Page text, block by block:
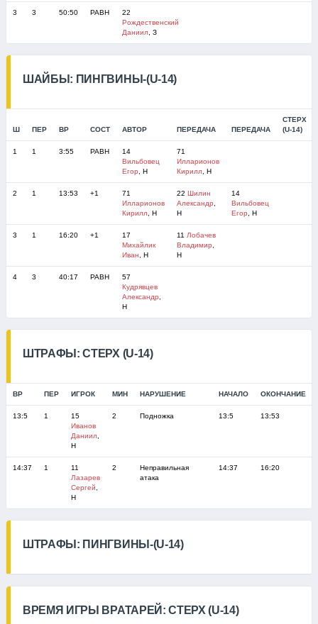
3 3 50:50 РАВН
22
Рождественский
Даниил, З
ШАЙБЫ: ПИНГВИНЫ-(U-14)
Ш ПЕР ВР СОСТ АВТОР ПЕРЕДАЧА ПЕРЕДАЧА
СТЕРХ
(U-14)
1 1 3:55 РАВН
14
Вильбовец
Егор , Н
71
Илларионов
Кирилл, Н
2 1 13:53 +1
71
Илларионов
Кирилл, Н
22 Шилин
Александр
Н
14
Вильбовец
Егор , Н
3 1 16:20 +1
17
Михайлик
Иван , Н
11 Лобачев
Владимир
Н
4 3 40:17 РАВН
57
Кудрявцев
Александр
Н
ШТРАФЫ: СТЕРХ (U-14)
ВР ПЕР ИГРОК МИН НАРУШЕНИЕ НАЧАЛО ОКОНЧАНИЕ
13:5 1
15
Иванов
Даниил,
Н
2 Подножка 13:5 13:53
14:37 1
11
Лазарев
Сергей
Н
2
Неправильная
атака
14:37 16:20
ШТРАФЫ: ПИНГВИНЫ-(U-14)
ВРЕМЯ ИГРЫ ВРАТАРЕЙ: СТЕРХ (U-14)